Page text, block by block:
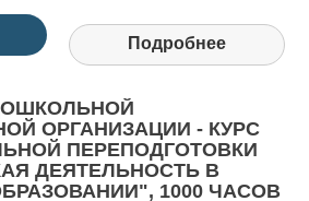
Подробнее
ОРГАНИЗАЦИИ - КУРС
ПЕРЕПОДГОТОВКИ
ДЕЯТЕЛЬНОСТЬ В
1000 ЧАСОВ